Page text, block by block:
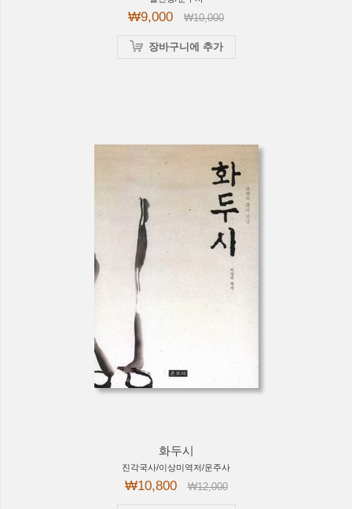
₩9,000 ₩10,000
장바구니에 추가
화두시
진각국사/이상미역저/운주사
₩10,800 ₩12,000